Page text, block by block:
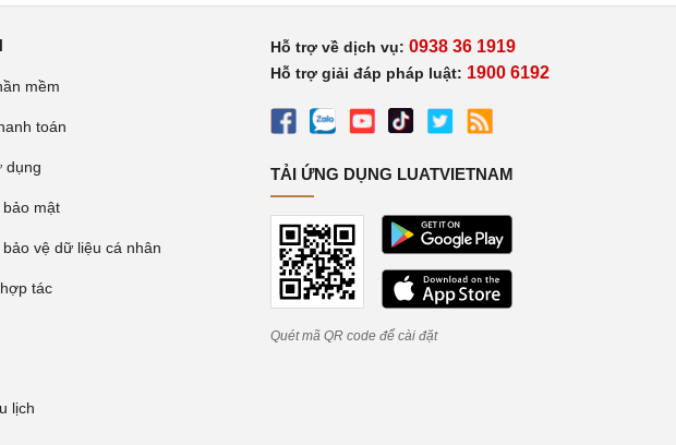
mềm
toán
dụng
mật
vệ dữ liệu cá nhân
tác
lịch
Hỗ trợ về dịch vụ: 0938 36 1919
Hỗ trợ giải đáp pháp luật: 1900 6192
TẢI ỨNG DỤNG LUATVIETNAM
Quét mã QR code để cài đặt